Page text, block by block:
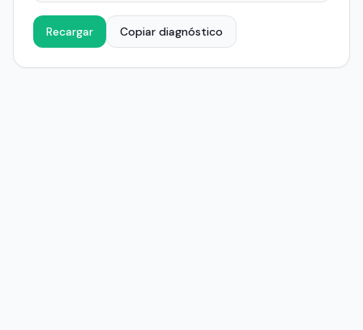
Recargar Copiar diagnóstico